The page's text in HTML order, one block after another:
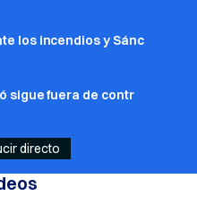
los incendios y Sánc
sigue fuera de contr
directo